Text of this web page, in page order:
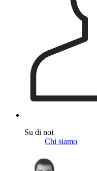
Su di noi
Chi siamo